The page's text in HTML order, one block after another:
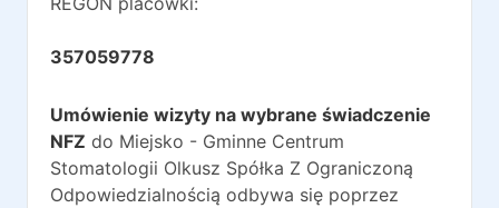
357059778
Umówienie wizyty na wybrane świadczenie
NFZ do Miejsko - Gminne Centrum
Stomatologii Olkusz Spółka Z Ograniczoną
Odpowiedzialnością odbywa się poprzez